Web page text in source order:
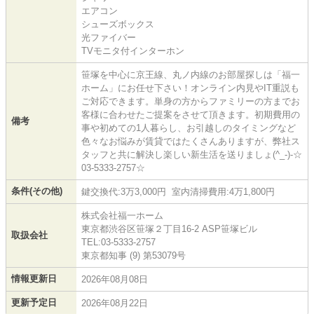
エアコン
シューズボックス
光ファイバー
TVモニタ付インターホン
備考
笹塚を中心に京王線、丸ノ内線のお部屋探しは「福一
ホーム」にお任せ下さい！オンライン内見やIT重説も
ご対応できます。単身の方からファミリーの方までお
客様に合わせたご提案をさせて頂きます。初期費用の
事や初めての1人暮らし、お引越しのタイミングなど
色々なお悩みが賃貸ではたくさんありますが、弊社ス
タッフと共に解決し楽しい新生活を送りましょ(^_-)-☆
03-5333-2757☆
条件(その他) 鍵交換代:3万3,000円 室内清掃費用:4万1,800円
取扱会社
株式会社福一ホーム
東京都渋谷区笹塚２丁目16-2 ASP笹塚ビル
TEL:03-5333-2757
東京都知事 (9) 第53079号
情報更新日 2026年08月08日
更新予定日 2026年08月22日